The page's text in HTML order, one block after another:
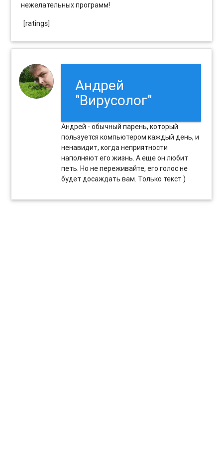
нежелательных программ!
[ratings]
Андрей
"Вирусолог"
Андрей - обычный парень, который
пользуется компьютером каждый день, и
ненавидит, когда неприятности
наполняют его жизнь. А еще он любит
петь. Но не переживайте, его голос не
будет досаждать вам. Только текст )